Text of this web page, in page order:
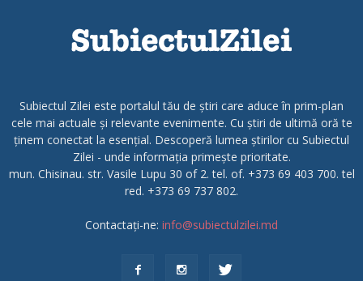
Subiectul Zilei este portalul tău de știri care aduce în prim-plan
cele mai actuale și relevante evenimente. Cu știri de ultimă oră te
ținem conectat la esențial. Descoperă lumea știrilor cu Subiectul
Zilei - unde informația primește prioritate.
mun. Chisinau. str. Vasile Lupu 30 of 2. tel. of. +373 69 403 700. tel
red. +373 69 737 802.
Contactați-ne: info@subiectulzilei.md